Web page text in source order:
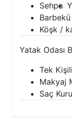
Sehpa
Köşk /
Yatak Odası
Tek
Makyaj
Saç